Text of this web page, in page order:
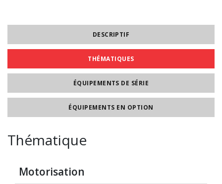
DESCRIPTIF
THÉMATIQUES
ÉQUIPEMENTS DE SÉRIE
ÉQUIPEMENTS EN OPTION
Thématique
Motorisation